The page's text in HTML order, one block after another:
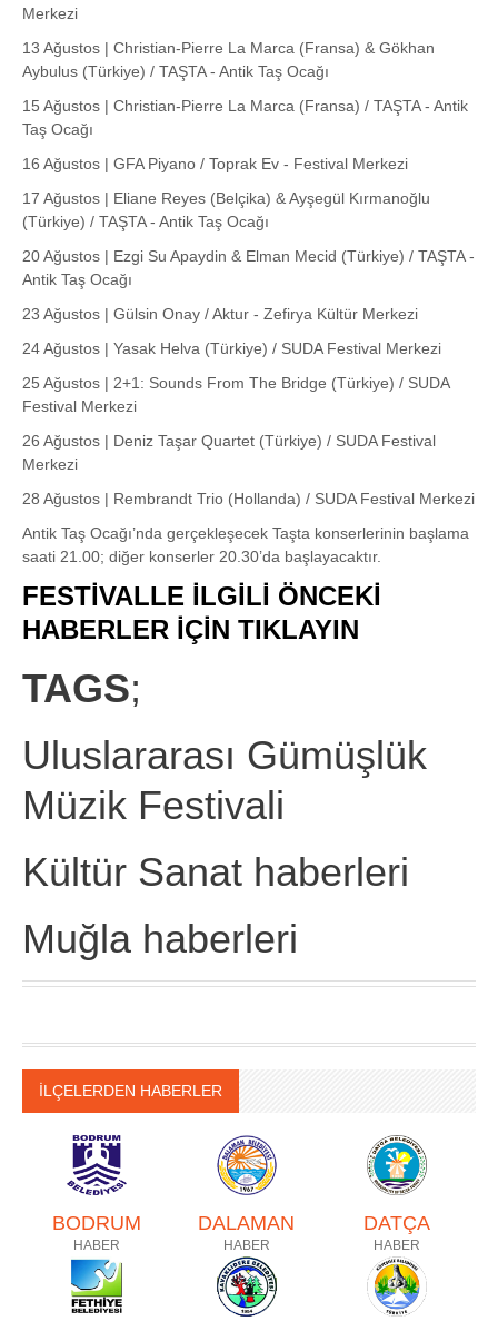
Merkezi
13 Ağustos | Christian-Pierre La Marca (Fransa) & Gökhan
Aybulus (Türkiye) / TAŞTA - Antik Taş Ocağı
15 Ağustos | Christian-Pierre La Marca (Fransa) / TAŞTA - Antik
Taş Ocağı
16 Ağustos | GFA Piyano / Toprak Ev - Festival Merkezi
17 Ağustos | Eliane Reyes (Belçika) & Ayşegül Kırmanoğlu
(Türkiye) / TAŞTA - Antik Taş Ocağı
20 Ağustos | Ezgi Su Apaydin & Elman Mecid (Türkiye) / TAŞTA -
Antik Taş Ocağı
23 Ağustos | Gülsin Onay / Aktur - Zefirya Kültür Merkezi
24 Ağustos | Yasak Helva (Türkiye) / SUDA Festival Merkezi
25 Ağustos | 2+1: Sounds From The Bridge (Türkiye) / SUDA
Festival Merkezi
26 Ağustos | Deniz Taşar Quartet (Türkiye) / SUDA Festival
Merkezi
28 Ağustos | Rembrandt Trio (Hollanda) / SUDA Festival Merkezi
Antik Taş Ocağı’nda gerçekleşecek Taşta konserlerinin başlama
saati 21.00; diğer konserler 20.30’da başlayacaktır.
FESTİVALLE İLGİLİ ÖNCEKİ
HABERLER İÇİN TIKLAYIN
TAGS;
Uluslararası Gümüşlük
Müzik Festivali
Kültür Sanat haberleri
Muğla haberleri
İLÇELERDEN HABERLER
BODRUM
HABER
DALAMAN
HABER
DATÇA
HABER